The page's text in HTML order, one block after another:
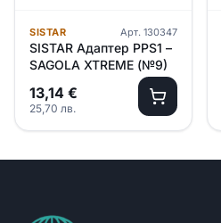
SISTAR Арт. 130347
SISTAR Адаптер PPS1 –
SAGOLA XTREME (№9)
13,14 €
25,70 лв.